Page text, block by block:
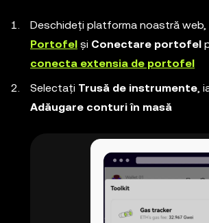
Deschideți platforma noastră
Portofel și Conectare portofel
conecta extensia de portofel
Selectați Trusă de instrumente,
Adăugare conturi în masă